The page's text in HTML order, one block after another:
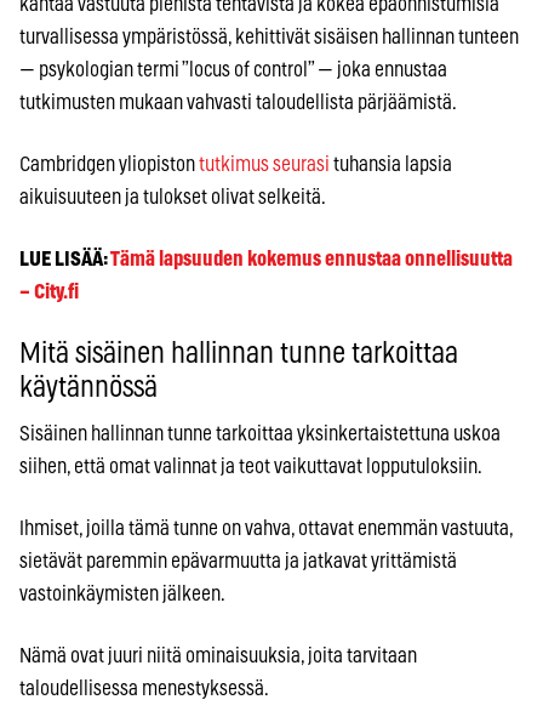
kantaa vastuuta pienistä tehtävistä ja kokea epäonnistumisia
turvallisessa ympäristössä, kehittivät sisäisen hallinnan tunteen
— psykologian termi ”locus of control” — joka ennustaa
tutkimusten mukaan vahvasti taloudellista pärjäämistä.
Cambridgen yliopistontutkimus seurasi tuhansia lapsia
aikuisuuteen ja tulokset olivat selkeitä.
LUE LISÄÄ:Tämä lapsuuden kokemus ennustaa onnellisuutta
– City.fi
Mitä sisäinen hallinnan tunne tarkoittaa
käytännössä
Sisäinen hallinnan tunne tarkoittaa yksinkertaistettuna uskoa
siihen, että omat valinnat ja teot vaikuttavat lopputuloksiin.
Ihmiset, joilla tämä tunne on vahva, ottavat enemmän vastuuta,
sietävät paremmin epävarmuutta ja jatkavat yrittämistä
vastoinkäymisten jälkeen.
Nämä ovat juuri niitä ominaisuuksia, joita tarvitaan
taloudellisessa menestyksessä.